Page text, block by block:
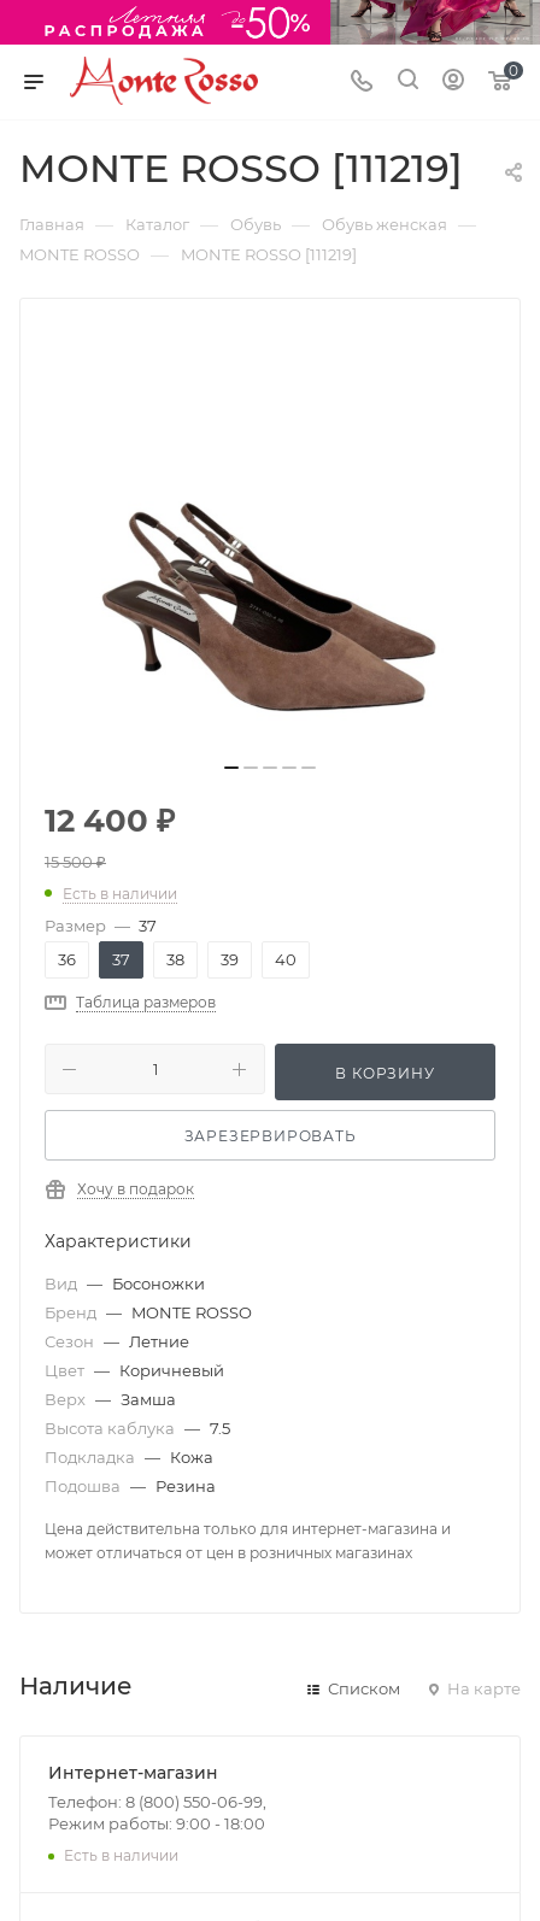
0
MONTE ROSSO [111219]
Главная — Каталог — Обувь — Обувь женская —
MONTE ROSSO — MONTE ROSSO [111219]
12 400 ₽
15 500₽
Есть в наличии
Размер — 37
36
37 38 39 40
Таблица размеров
В КОРЗИНУ
ЗАРЕЗЕРВИРОВАТЬ
Хочу в подарок
Характеристики
Вид — Босоножки
Бренд — MONTE ROSSO
Сезон — Летние
Цвет — Коричневый
Верх — Замша
Высота каблука — 7.5
Подкладка — Кожа
Подошва — Резина
Цена действительна только для интернет-магазина и
может отличаться от цен в розничных магазинах
Наличие Списком На карте
Интернет-магазин
Телефон: 8 (800) 550-06-99,
Режим работы: 9:00 - 18:00
Есть в наличии